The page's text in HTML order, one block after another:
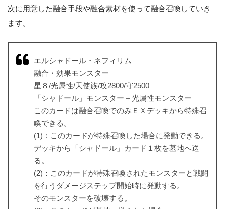
次に用意した融合手段や融合素材を使って融合召喚していき
ます。
エルシャドール・ネフィリム
融合・効果モンスター
星８/光属性/天使族/攻2800/守2500
「シャドール」モンスター＋光属性モンスター
このカードは融合召喚でのみＥＸデッキから特殊召
喚できる。
(1)：このカードが特殊召喚した場合に発動できる。
デッキから「シャドール」カード１枚を墓地へ送
る。
(2)：このカードが特殊召喚されたモンスターと戦闘
を行うダメージステップ開始時に発動する。
そのモンスターを破壊する。